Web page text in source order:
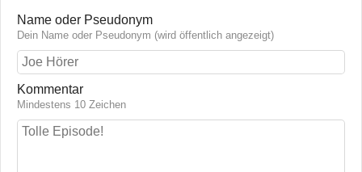
Name oder Pseudonym
Dein Name oder Pseudonym (wird öffentlich angezeigt)
Kommentar
Mindestens 10 Zeichen